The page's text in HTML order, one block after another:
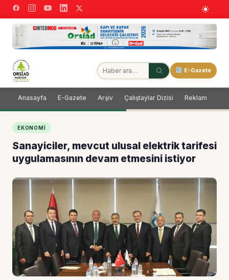
E-Gazete
Anasayfa E-Gazete Arşiv Çalıştaylar Dizisi Reklam
EKONOMI
Sanayiciler, mevcut ulusal elektrik tarifesi
uygulamasının devam etmesini istiyor